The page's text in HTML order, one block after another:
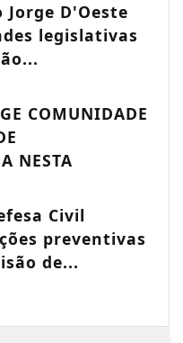
Jorge D'Oeste
legislativas
COMUNIDADE
NESTA
Civil
preventivas
de...